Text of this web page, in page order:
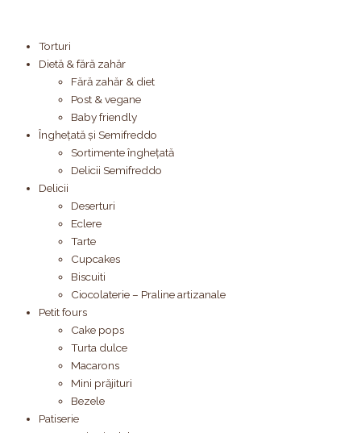
Torturi
Dietă & fără zahăr
Fără zahăr & diet
Post & vegane
Baby friendly
Înghețată și Semifreddo
Sortimente înghețată
Delicii Semifreddo
Delicii
Deserturi
Eclere
Tarte
Cupcakes
Biscuiti
Ciocolaterie – Praline artizanale
Petit fours
Cake pops
Turta dulce
Macarons
Mini prăjituri
Bezele
Patiserie